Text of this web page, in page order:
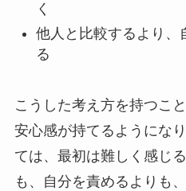
く
他人と比較するより、
る
こうした考え方を持つこ
安心感が持てるようにな
ては、最初は難しく感じ
も、自分を責めるよりも